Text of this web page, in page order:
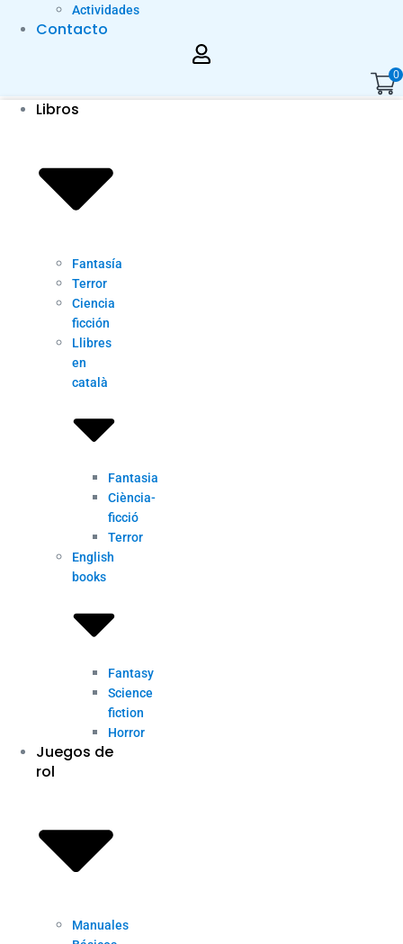
Actividades
Contacto
0
Libros
Fantasía
Terror
Ciencia
ficción
Llibres
en
català
Fantasia
Ciència-
ficció
Terror
English
books
Fantasy
Science
fiction
Horror
Juegos de
rol
Manuales